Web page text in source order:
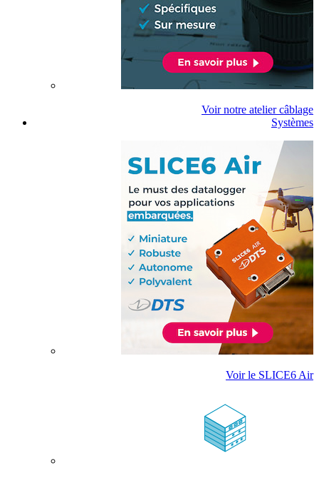
Voir notre atelier câblage
Systèmes
Voir le SLICE6 Air